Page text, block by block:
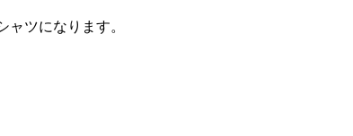
ツになります。